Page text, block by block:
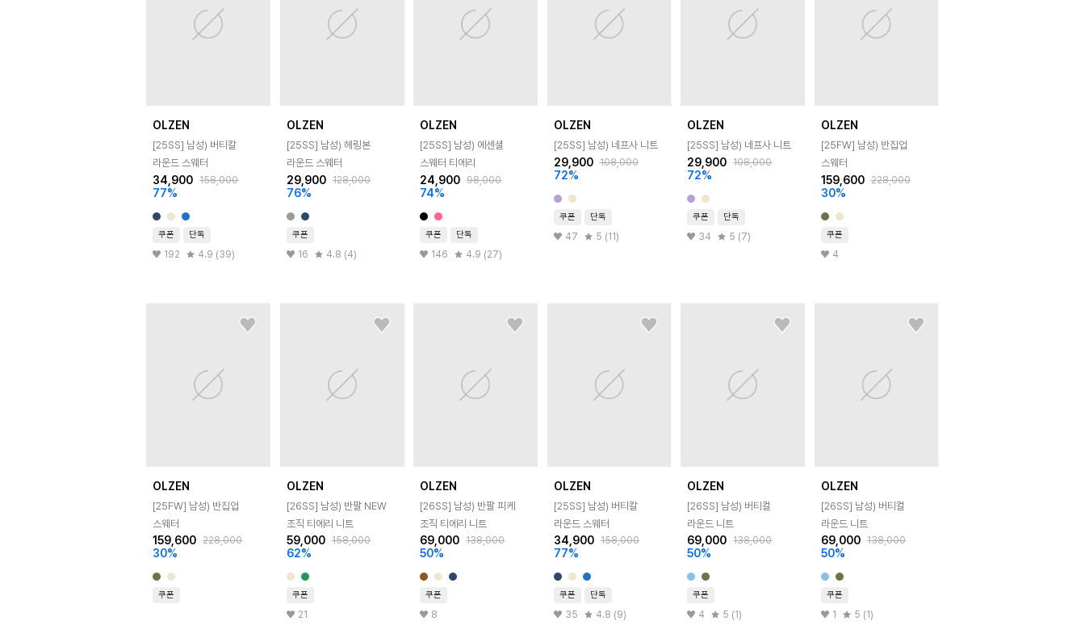
OLZEN
[25SS] 남성) 버티칼
라운드 스웨터
34,900 158,000
77%
쿠폰 단독
192 4.9 (39)
OLZEN
[25SS] 남성) 헤링본
라운드 스웨터
29,900 128,000
76%
쿠폰
16 4.8 (4)
OLZEN
[25SS] 남성) 에센셜
스웨터 티에리
24,900 98,000
74%
쿠폰 단독
146 4.9 (27)
OLZEN
[25SS] 남성) 네프사 니트
29,900 108,000
72%
쿠폰 단독
47 5 (11)
OLZEN
[25SS] 남성) 네프사 니트
29,900 108,000
72%
쿠폰 단독
34 5 (7)
OLZEN
[25FW] 남성) 반집업
스웨터
159,600 228,000
30%
쿠폰
4
OLZEN
[25FW] 남성) 반집업
스웨터
159,600 228,000
30%
쿠폰
OLZEN
[26SS] 남성) 반팔 NEW
조직 티에리 니트
59,000 158,000
62%
쿠폰
21
OLZEN
[26SS] 남성) 반팔 피케
조직 티에리 니트
69,000 138,000
50%
쿠폰
8
OLZEN
[25SS] 남성) 버티칼
라운드 스웨터
34,900 158,000
77%
쿠폰 단독
35 4.8 (9)
OLZEN
[26SS] 남성) 버티컬
라운드 니트
69,000 138,000
50%
쿠폰
4 5 (1)
OLZEN
[26SS] 남성) 버티컬
라운드 니트
69,000 138,000
50%
쿠폰
1 5 (1)